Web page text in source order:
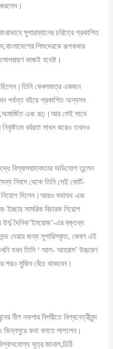
সুপারম্যানের চরিত্রে প্রকাশিত
শিশুদেরকে রূপকথার
কাজই যথেষ্ট।
ছিলেন।তিনি কেবলমাত্র একজন
পর্যন্ত বইয়ে প্রকাশিত অন্যসব
এবং রূঢ়।আর সেই সাথে
বর্বরতা সাধন করেও তখনও
বিশ্বাসঘাতকতার অভিযোগ তুলেন
নিবাস থেকে তিনি সেই কোর্ট-
নিয়োগ দিলেন।আরও যথাযথ এবং
ইচ্ছায় সামরিক বিচারক নিয়োগ
দৈনিক’ইমরোজ’-এর বক্তব্য
দেয়ার জন্য সুপারিশকৃত, কেবল এই
যখন তিনি ‘ আল- আহরাম’ উচ্চারণ
পরও মুজিব বেঁচে থাকবেন।
নীল নকশার বিপরীতে বিশ্বনেত্রীবৃন্দ
ভিন্নসুরে কথা বলতে লাগলেন।
সূত্র জানাল,চিঠি